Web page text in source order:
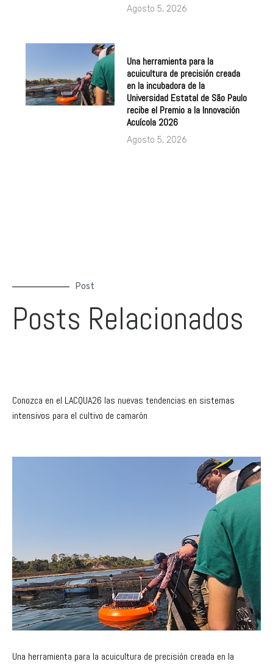
Agosto 5, 2026
Una herramienta para la
acuicultura de precisión creada
en la incubadora de la
Universidad Estatal de São Paulo
recibe el Premio a la Innovación
Acuícola 2026
Agosto 5, 2026
Post
Posts Relacionados
Conozca en el LACQUA26 las nuevas tendencias en sistemas
intensivos para el cultivo de camarón
Una herramienta para la acuicultura de precisión creada en la